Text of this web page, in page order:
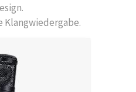
Klangwiedergabe.